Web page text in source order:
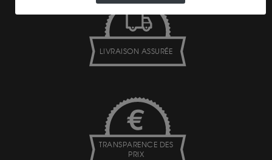
LIVRAISON ASSURÉE
TRANSPARENCE DES
PRIX